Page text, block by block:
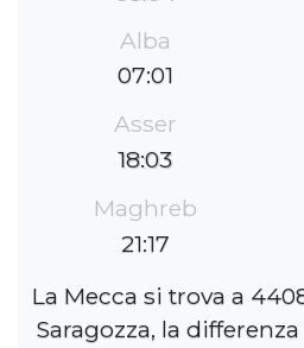
Alba
07:01
Asser
18:03
Maghreb
21:17
La Mecca si trova a
Saragozza, la